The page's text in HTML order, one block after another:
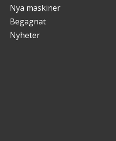
Nya maskiner
Begagnat
Nyheter